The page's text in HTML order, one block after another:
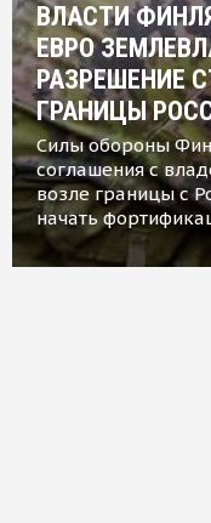
ВЛАСТИ
ЕВРО
РАЗРЕШЕНИЕ
ГРАНИЦЫ
Силы обороны
соглашения с
возле границы с
начать